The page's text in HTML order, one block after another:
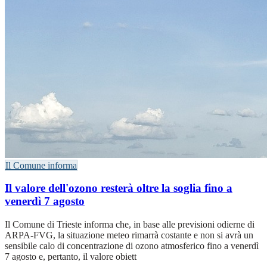
Il Comune informa
Il valore dell'ozono resterà oltre la soglia fino a
venerdì 7 agosto
Il Comune di Trieste informa che, in base alle previsioni odierne di
ARPA-FVG, la situazione meteo rimarrà costante e non si avrà un
sensibile calo di concentrazione di ozono atmosferico fino a venerdì
7 agosto e, pertanto, il valore obiett